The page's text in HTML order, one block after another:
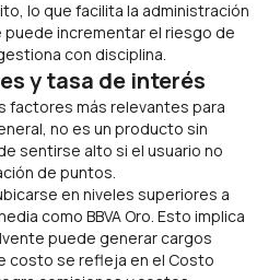
lo que facilita la administración
puede incrementar el riesgo de
con disciplina.
y tasa de interés
factores más relevantes para
no es un producto sin
sentirse alto si el usuario no
de puntos.
en niveles superiores a
como BBVA Oro. Esto implica
puede generar cargos
costo se refleja en el Costo